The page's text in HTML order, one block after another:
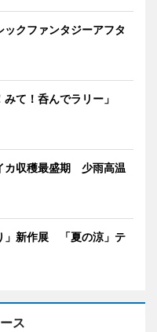
クファンタジーアフタ
みて！呑んでラリー」
カ収穫最盛期 少雨高温
」新作展 「夏の涼」テ
ス